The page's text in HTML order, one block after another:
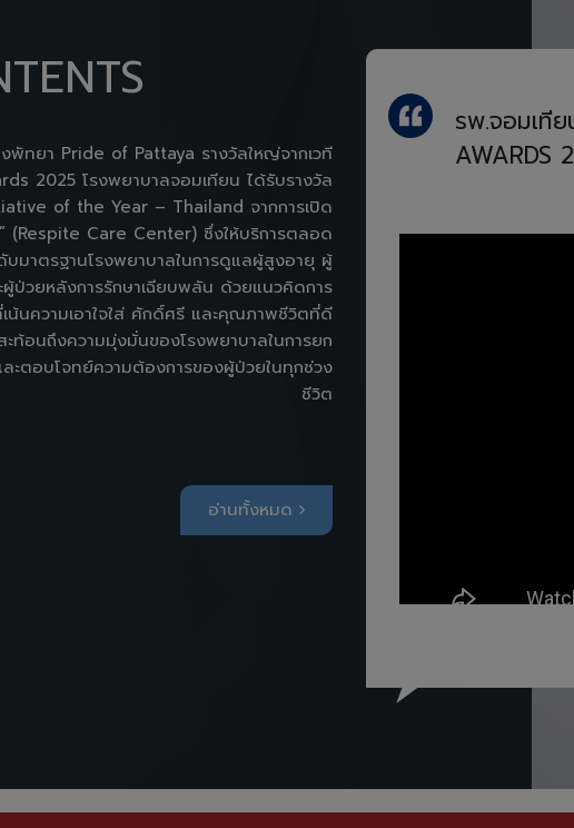
พัทยา Pride of Pattaya รางวัลใหญ่จากเวที
2025 โรงพยาบาลจอมเทียน ได้รับรางวัล
of the Year – Thailand จากการเปิด
(Respite Care Center) ซึ่งให้บริการตลอด
บมาตรฐานโรงพยาบาลในการดูแลผู้สูงอายุ ผู้
ผู้ป่วยหลังการรักษาเฉียบพลัน ด้วยแนวคิดการ
น้นความเอาใจใส่ ศักดิ์ศรี และคุณภาพชีวิตที่ดี
ท้อนถึงความมุ่งมั่นของโรงพยาบาลในการยก
ะตอบโจทย์ความต้องการของผู้ป่วยในทุกช่วง
ชีวิต
อ่านทั้งหมด
รพ.จอมเทีย
AWARDS